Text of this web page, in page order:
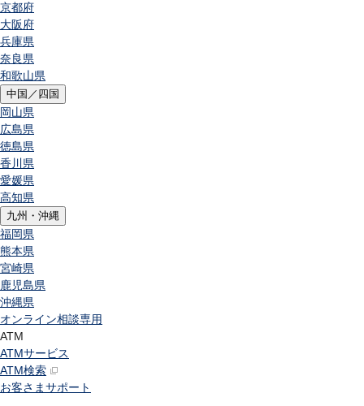
京都府
大阪府
兵庫県
奈良県
和歌山県
中国／四国
岡山県
広島県
徳島県
香川県
愛媛県
高知県
九州・沖縄
福岡県
熊本県
宮崎県
鹿児島県
沖縄県
オンライン相談専用
ATM
ATMサービス
ATM検索
お客さまサポート